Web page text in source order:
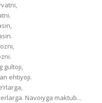
gultoji,
ehtiyoji.
Navoiyga maktub...